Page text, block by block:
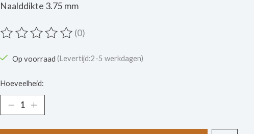
Naalddikte 3.75 mm
De beoordeling van dit product is
(0)
Op voorraad (Levertijd:2-5 werkdagen)
Hoeveelheid: